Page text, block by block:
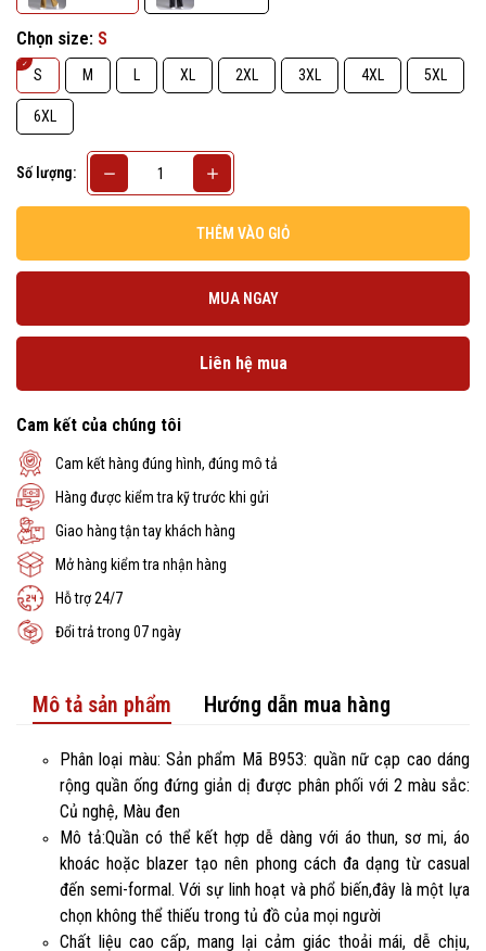
Chọn size: S
S M L XL 2XL 3XL 4XL 5XL
6XL
Số lượng:
THÊM VÀO GIỎ
MUA NGAY
Liên hệ mua
Cam kết của chúng tôi
Cam kết hàng đúng hình, đúng mô tả
Hàng được kiểm tra kỹ trước khi gửi
Giao hàng tận tay khách hàng
Mở hàng kiểm tra nhận hàng
Hỗ trợ 24/7
Đổi trả trong 07 ngày
Mô tả sản phẩm Hướng dẫn mua hàng
Phân loại màu: Sản phẩm Mã B953: quần nữ cạp cao dáng
rộng quần ống đứng giản dị được phân phối với 2 màu sắc:
Củ nghệ, Màu đen
Mô tả:Quần có thể kết hợp dễ dàng với áo thun, sơ mi, áo
khoác hoặc blazer tạo nên phong cách đa dạng từ casual
đến semi-formal. Với sự linh hoạt và phổ biến,đây là một lựa
chọn không thể thiếu trong tủ đồ của mọi người
Chất liệu cao cấp, mang lại cảm giác thoải mái, dễ chịu,